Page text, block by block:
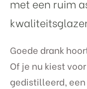
met een ruim
Goede drank
Of je nu kiest
gedistilleerd,